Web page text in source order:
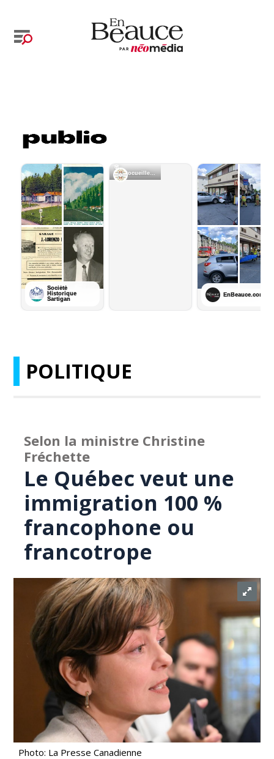
POLITIQUE
Selon la ministre Christine
Fréchette
Le Québec veut une
immigration 100 %
francophone ou
francotrope
Photo: La Presse Canadienne